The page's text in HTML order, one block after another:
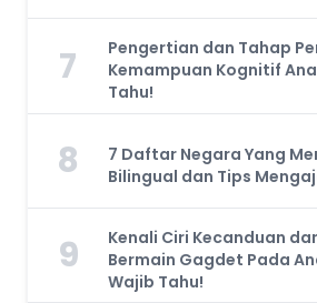
7
Pengertian dan Tahap
Kemampuan Kognitif
Tahu!
8
7 Daftar Negara Yang
Bilingual dan Tips
9
Kenali Ciri Kecanduan
Bermain Gagdet Pada
Wajib Tahu!